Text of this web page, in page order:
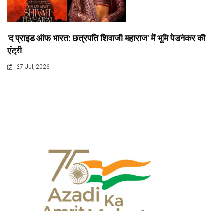
'द प्राइड ऑफ भारत: छत्रपति शिवाजी महाराज' में भूमि पेडनेकर की
एंट्री
27 Jul, 2026